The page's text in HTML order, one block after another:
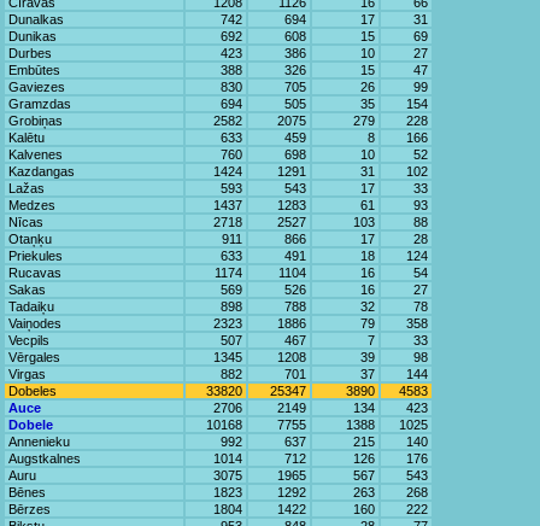
Dunalkas
742 694 17
31
Dunikas
692 608 15
69
Durbes
423 386 10
27
Embūtes
388 326 15
47
Gaviezes
830 705 26
99
Gramzdas
694 505 35
154
Grobiņas
2582 2075 279
228
Kalētu
633 459 8
166
Kalvenes
760 698 10
52
Kazdangas
1424 1291 31
102
Lažas
593 543 17
33
Medzes
1437 1283 61
93
Nīcas
2718 2527 103
88
Otaņķu
911 866 17
28
Priekules
633 491 18
124
Rucavas
1174 1104 16
54
Sakas
569 526 16
27
Tadaiķu
898 788 32
78
Vaiņodes
2323 1886 79
358
Vecpils
507 467 7
33
Vērgales
1345 1208 39
98
Virgas
882 701 37
144
Dobeles
33820 25347 3890
4583
Auce
2706 2149 134
423
Dobele
10168 7755 1388
1025
Annenieku
992 637 215
140
Augstkalnes
1014 712 126
176
Auru
3075 1965 567
543
Bēnes
1823 1292 263
268
Bērzes
1804 1422 160
222